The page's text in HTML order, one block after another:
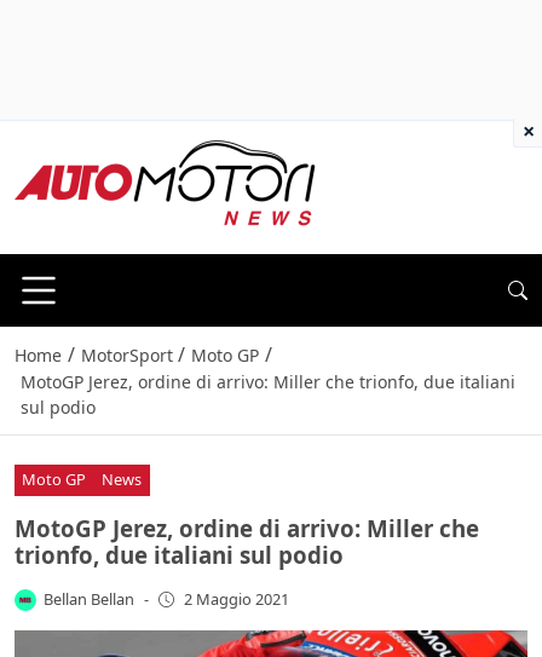
Home / MotorSport / Moto GP /
MotoGP Jerez, ordine di arrivo: Miller che trionfo, due italiani
sul podio
Moto GP News
MotoGP Jerez, ordine di arrivo: Miller che
trionfo, due italiani sul podio
Bellan Bellan - 2 Maggio 2021
×